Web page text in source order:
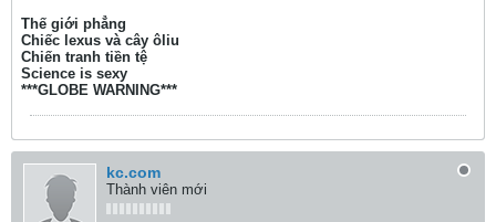
Thế giới phẳng
Chiếc lexus và cây ôliu
Chiến tranh tiền tệ
Science is sexy
***GLOBE WARNING***
kc.com
Thành viên mới